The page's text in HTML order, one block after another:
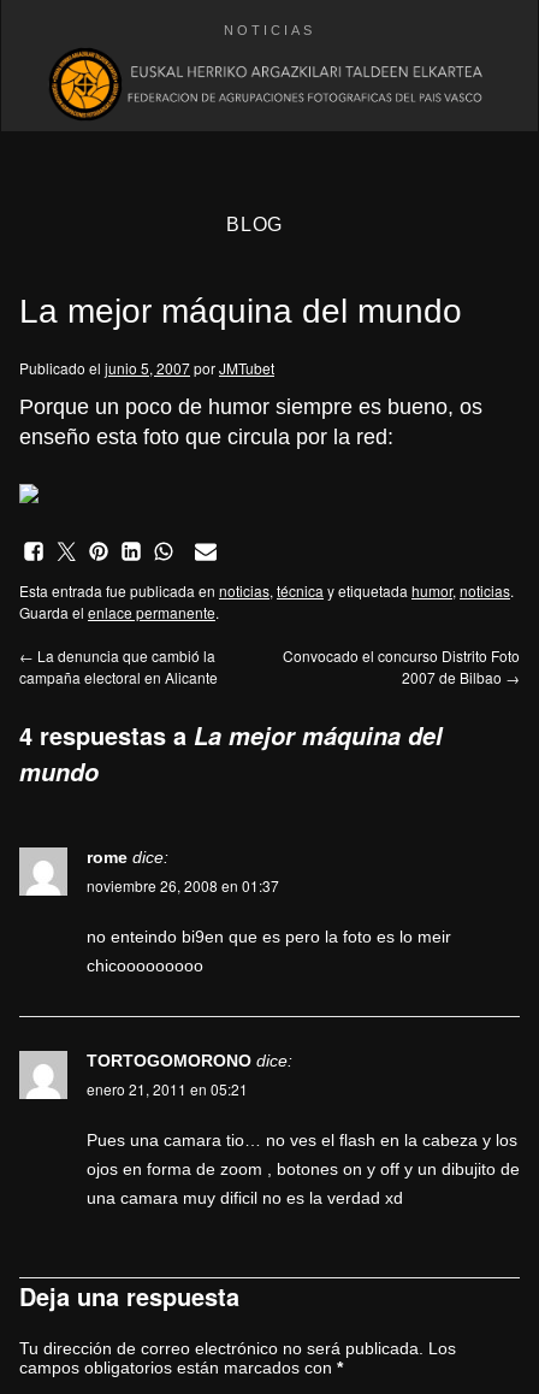
NOTICIAS
BLOG
La mejor máquina del mundo
Publicado el junio 5, 2007porJMTubet
Porque un poco de humor siempre es bueno, os
enseño esta foto que circula por la red:
Esta entrada fue publicada en noticias, técnica y etiquetada humor, noticias.
Guarda el enlace permanente.
← La denuncia que cambió la
campaña electoral en Alicante
Convocado el concurso Distrito Foto
2007 de Bilbao →
4 respuestas a La mejor máquina del
mundo
rome dice:
noviembre 26, 2008 en 01:37
no enteindo bi9en que es pero la foto es lo meir
chicooooooooo
TORTOGOMORONO dice:
enero 21, 2011 en 05:21
Pues una camara tio… no ves el flash en la cabeza y los
ojos en forma de zoom , botones on y off y un dibujito de
una camara muy dificil no es la verdad xd
Deja una respuesta
Tu dirección de correo electrónico no será publicada.
Los
campos obligatorios están marcados con *